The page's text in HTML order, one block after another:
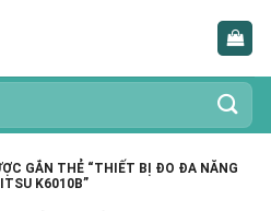
GẮN THẺ “THIẾT BỊ ĐO ĐA NĂNG
K6010B”